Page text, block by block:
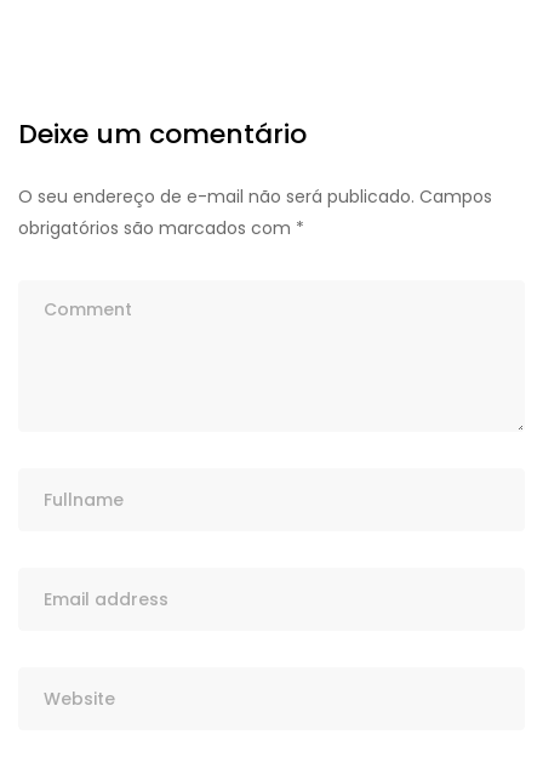
Deixe um comentário
O seu endereço de e-mail não será publicado. Campos
obrigatórios são marcados com *